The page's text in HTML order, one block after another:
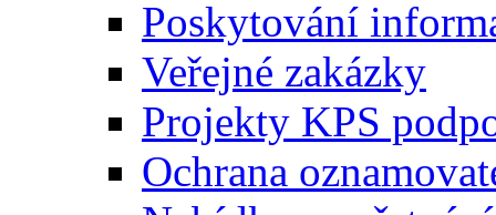
Poskytování
Veřejné zakázky
Projekty KPS
Ochrana